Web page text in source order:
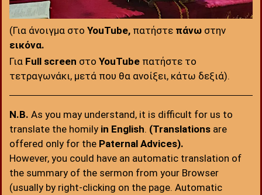
(Για άνοιγμα στο YouTube, πατήστε πάνω στην
εικόνα.
Για Full screen στο YouTube πατήστε το
τετραγωνάκι, μετά που θα ανοίξει, κάτω δεξιά).
N.B. As you may understand, it is difficult for us to
translate the homily in English. (Translations are
offered only for the Paternal Advices).
However, you could have an automatic translation of
the summary of the sermon from your Browser
(usually by right-clicking on the page. Automatic